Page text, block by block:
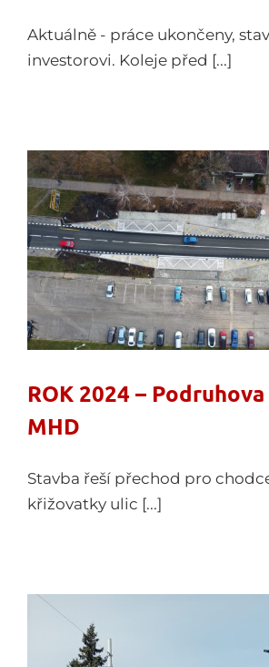
Aktuálně - práce ukončeny,
investorovi. Koleje před [...]
ROK 2024 –
MHD
Stavba řeší přechod pro
křižovatky ulic [...]